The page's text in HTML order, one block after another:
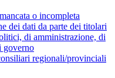
o incompleta
dei dati da parte dei titolari
di amministrazione, di
governo
regionali/provinciali